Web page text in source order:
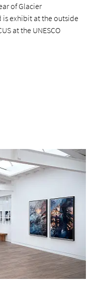
of Glacier
is exhibit at the outside
at the UNESCO